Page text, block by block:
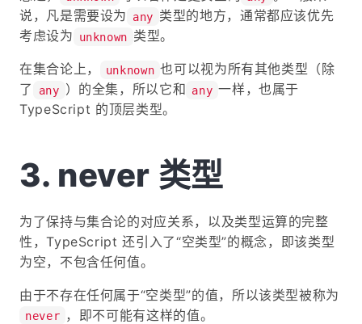
说，凡是需要设为
any 类型的地方，通常都应该优先
考虑设为
unknown 类型。
在集合论上， unknown 也可以视为所有其他类型（除
了
any ）的全集，所以它和 any 一样，也属于
TypeScript 的顶层类型。
never 类型
为了保持与集合论的对应关系，以及类型运算的完整
性，TypeScript 还引入了“空类型”的概念，即该类型
为空，不包含任何值。
由于不存在任何属于“空类型”的值，所以该类型被称为
never ，即不可能有这样的值。